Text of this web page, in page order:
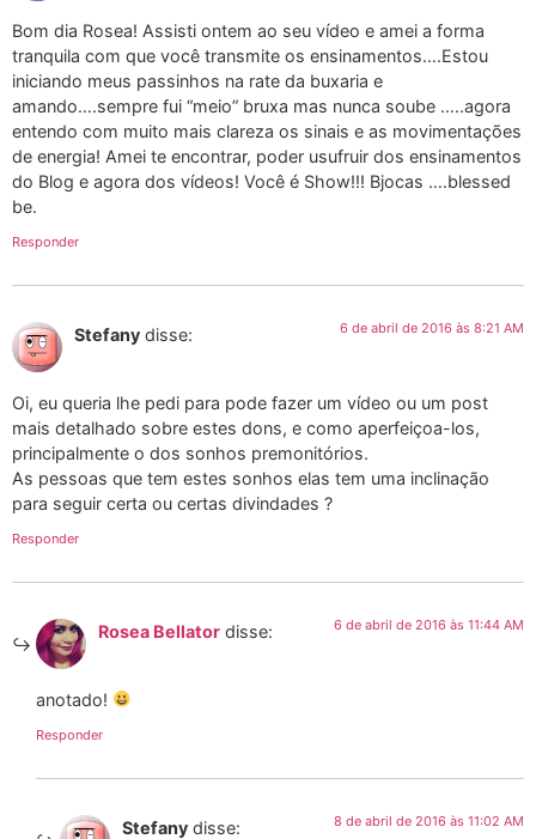
Bom dia Rosea! Assisti ontem ao seu vídeo e amei a forma
tranquila com que você transmite os ensinamentos….Estou
iniciando meus passinhos na rate da buxaria e
amando….sempre fui “meio” bruxa mas nunca soube …..agora
entendo com muito mais clareza os sinais e as movimentações
de energia! Amei te encontrar, poder usufruir dos ensinamentos
do Blog e agora dos vídeos! Você é Show!!! Bjocas ….blessed
be.
Responder
Stefany disse: 6 de abril de 2016 às 8:21 AM
Oi, eu queria lhe pedi para pode fazer um vídeo ou um post
mais detalhado sobre estes dons, e como aperfeiçoa-los,
principalmente o dos sonhos premonitórios.
As pessoas que tem estes sonhos elas tem uma inclinação
para seguir certa ou certas divindades ?
Responder
Rosea Bellator disse: 6 de abril de 2016 às 11:44 AM
anotado!
Responder
Stefany disse: 8 de abril de 2016 às 11:02 AM